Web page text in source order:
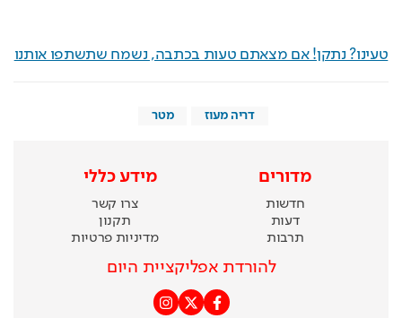
טעינו? נתקן! אם מצאתם טעות בכתבה, נשמח שתשתפו אותנו
דריה מעוז מטר
מדורים
חדשות
דעות
תרבות
מידע כללי
צרו קשר
תקנון
מדיניות פרטיות
להורדת אפליקציית היום